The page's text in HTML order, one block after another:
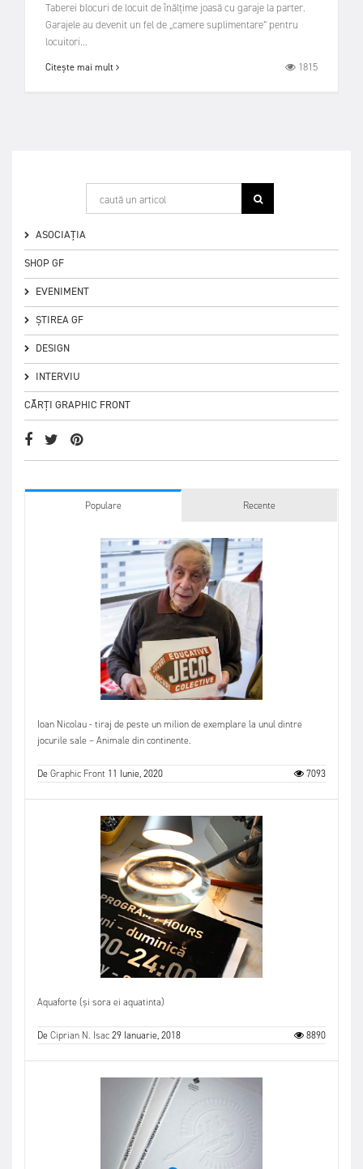
Taberei blocuri de locuit de înălțime joasă cu garaje la parter.
Garajele au devenit un fel de „camere suplimentare” pentru
locuitori...
Citește mai mult 1815
ASOCIAȚIA
SHOP GF
EVENIMENT
ȘTIREA GF
DESIGN
INTERVIU
CĂRȚI GRAPHIC FRONT
Populare Recente
Ioan Nicolau - tiraj de peste un milion de exemplare la unul dintre
jocurile sale – Animale din continente.
DeGraphic Front 11 Iunie, 2020 7093
Aquaforte (și sora ei aquatinta)
DeCiprian N. Isac29 Ianuarie, 2018 8890